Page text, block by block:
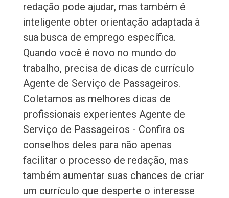
redação pode ajudar, mas também é
inteligente obter orientação adaptada à
sua busca de emprego específica.
Quando você é novo no mundo do
trabalho, precisa de dicas de currículo
Agente de Serviço de Passageiros.
Coletamos as melhores dicas de
profissionais experientes Agente de
Serviço de Passageiros - Confira os
conselhos deles para não apenas
facilitar o processo de redação, mas
também aumentar suas chances de criar
um currículo que desperte o interesse